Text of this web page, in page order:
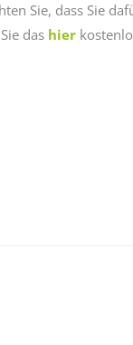
Sie, dass Sie
das hier